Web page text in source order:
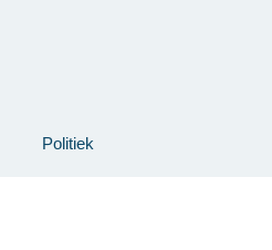
Politiek